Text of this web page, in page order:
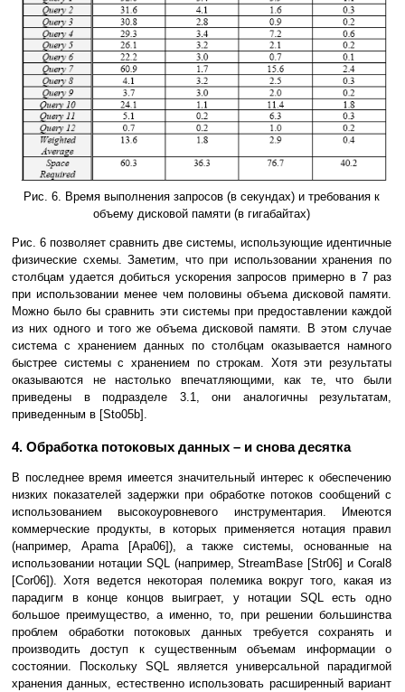
Рис. 6. Время выполнения запросов (в секундах) и требования к
объему дисковой памяти (в гигабайтах)
Рис. 6 позволяет сравнить две системы, использующие идентичные
физические схемы. Заметим, что при использовании хранения по
столбцам удается добиться ускорения запросов примерно в 7 раз
при использовании менее чем половины объема дисковой памяти.
Можно было бы сравнить эти системы при предоставлении каждой
из них одного и того же объема дисковой памяти. В этом случае
система с хранением данных по столбцам оказывается намного
быстрее системы с хранением по строкам. Хотя эти результаты
оказываются не настолько впечатляющими, как те, что были
приведены в подразделе 3.1, они аналогичны результатам,
приведенным в [Sto05b].
4. Обработка потоковых данных – и снова десятка
В последнее время имеется значительный интерес к обеспечению
низких показателей задержки при обработке потоков сообщений с
использованием высокоуровневого инструментария. Имеются
коммерческие продукты, в которых применяется нотация правил
(например, Apama [Apa06]), а также системы, основанные на
использовании нотации SQL (например, StreamBase [Str06] и Coral8
[Cor06]). Хотя ведется некоторая полемика вокруг того, какая из
парадигм в конце концов выиграет, у нотации SQL есть одно
большое преимущество, а именно, то, при решении большинства
проблем обработки потоковых данных требуется сохранять и
производить доступ к существенным объемам информации о
состоянии. Поскольку SQL является универсальной парадигмой
хранения данных, естественно использовать расширенный вариант